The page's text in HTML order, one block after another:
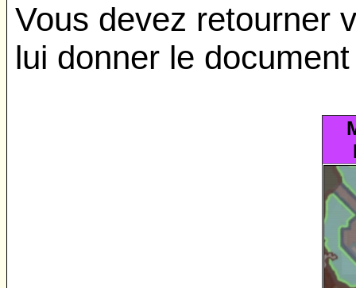
Vous devez retourner
lui donner le